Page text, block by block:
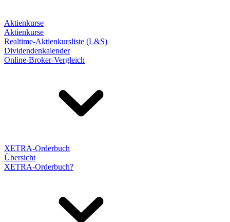
Aktienkurse
Aktienkurse
Realtime-Aktienkursliste (L&S)
Dividendenkalender
Online-Broker-Vergleich
XETRA-Orderbuch
Übersicht
XETRA-Orderbuch?